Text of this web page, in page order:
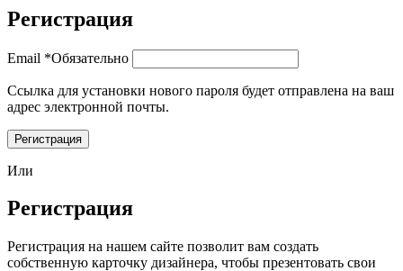
Регистрация
Email *Обязательно
Ссылка для установки нового пароля будет отправлена ​​на ваш
адрес электронной почты.
Регистрация
Или
Регистрация
Регистрация на нашем сайте позволит вам создать
собственную карточку дизайнера, чтобы презентовать свои